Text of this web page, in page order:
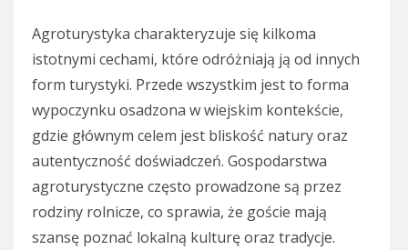
Agroturystyka charakteryzuje się kilkoma
istotnymi cechami, które odróżniają ją od innych
form turystyki. Przede wszystkim jest to forma
wypoczynku osadzona w wiejskim kontekście,
gdzie głównym celem jest bliskość natury oraz
autentyczność doświadczeń. Gospodarstwa
agroturystyczne często prowadzone są przez
rodziny rolnicze, co sprawia, że goście mają
szansę poznać lokalną kulturę oraz tradycje.